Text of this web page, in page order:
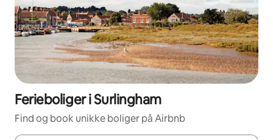
Ferieboliger i Surlingham
Find og book unikke boliger på Airbnb